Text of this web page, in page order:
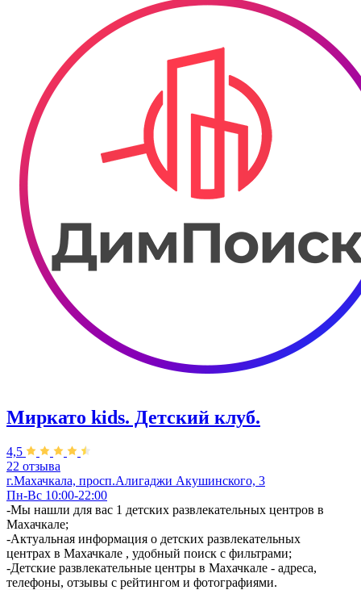
Миркато kids. Детский клуб.
4,5
22 отзыва
г.Махачкала, просп.Алигаджи Акушинского, 3
Пн-Вс 10:00-22:00
-Мы нашли для вас 1 детских развлекательных центров в
Махачкале;
-Актуальная информация о детских развлекательных
центрах в Махачкале , удобный поиск с фильтрами;
-Детские развлекательные центры в Махачкале - адреса,
телефоны, отзывы с рейтингом и фотографиями.